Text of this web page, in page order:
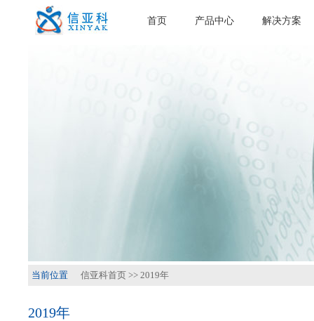
首页 产品中心 解决方案
当前位置 信亚科首页 >> 2019年
2019年